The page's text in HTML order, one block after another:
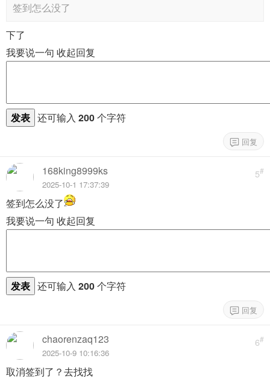
签到怎么没了
下了
我要说一句 收起回复
发表 还可输入 200个字符
5#
168king8999ks
2025-10-1 17:37:39
签到怎么没了
我要说一句 收起回复
发表 还可输入 200个字符
6#
chaorenzaq123
2025-10-9 10:16:36
取消签到了？去找找